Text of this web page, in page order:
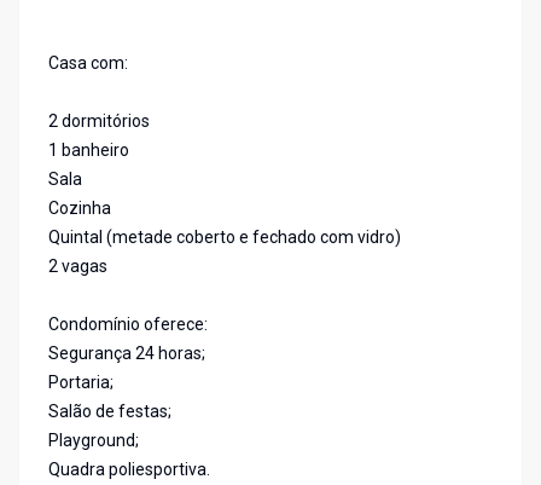
Casa com:
2 dormitórios
1 banheiro
Sala
Cozinha
Quintal (metade coberto e fechado com vidro)
2 vagas
Condomínio oferece:
Segurança 24 horas;
Portaria;
Salão de festas;
Playground;
Quadra poliesportiva.